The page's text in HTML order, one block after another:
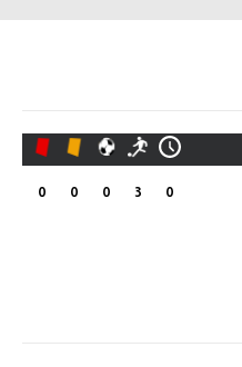
0
3
0
0
0